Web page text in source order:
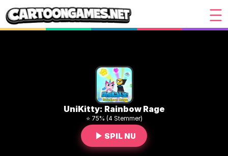
UniKitty: Rainbow Rage
⭐ 75% (4 Stemmer)
SPIL NU